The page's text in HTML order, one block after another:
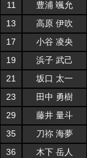
11
豊浦 颯允
13
高原 伊吹
17
小谷 凌央
19
浜子 武己
21
坂口 太一
23
田中 勇樹
29
藤井 量斗
35
刀祢 海夢
36
木下 岳人